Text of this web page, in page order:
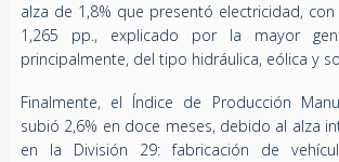
alza de 1,8% que presentó electricidad,
1,265 pp., explicado por la mayor
principalmente, del tipo hidráulica, eólica y
Finalmente, el Índice de Producción
subió 2,6% en doce meses, debido al alza
en la División 29: fabricación de